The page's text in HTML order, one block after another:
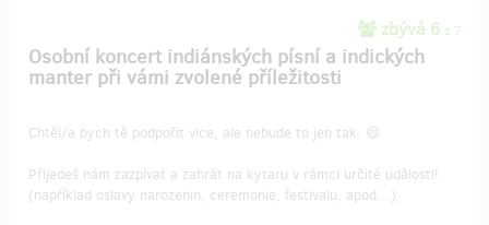
zbývá 6 z 7
Osobní koncert indiánských písní a indických
manter při vámi zvolené příležitosti
Chtěl/a bych tě podpořit více, ale nebude to jen tak. 😄
Přijedeš nám zazpívat a zahrát na kytaru v rámci určité události!
(například oslavy narozenin, ceremonie, festivalu, apod…)